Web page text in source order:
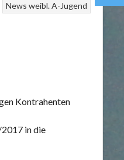
News weibl. A-Jugend
Kontrahenten
in die